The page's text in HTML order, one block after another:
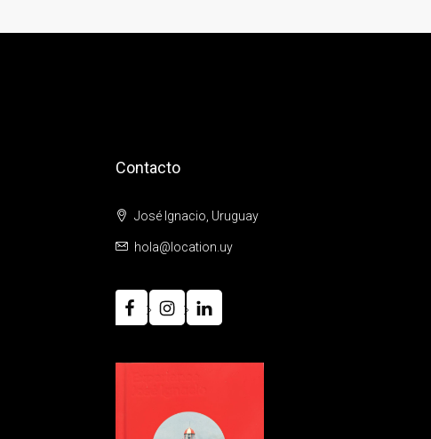
Contacto
José Ignacio, Uruguay
hola@location.uy